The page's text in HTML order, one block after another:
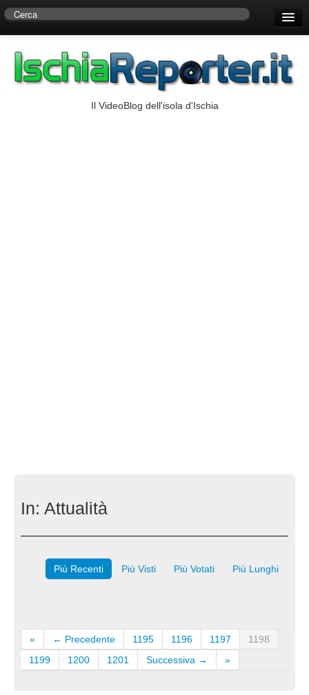
Centro di Ricerche Storiche D’Ambra
Il VideoBlog dell'isola d'Ischia
In: Attualità
Più Recenti Più Visti Più Votati Più Lunghi
« ← Precedente 1195 1196 1197
1198
1199
1200 1201 Successiva → »